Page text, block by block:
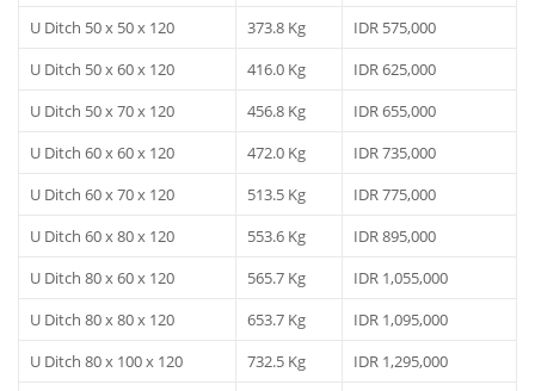
U Ditch 50 x 50 x 120
373.8 Kg
IDR 575,000
U Ditch 50 x 60 x 120
416.0 Kg
IDR 625,000
U Ditch 50 x 70 x 120
456.8 Kg
IDR 655,000
U Ditch 60 x 60 x 120
472.0 Kg
IDR 735,000
U Ditch 60 x 70 x 120
513.5 Kg
IDR 775,000
U Ditch 60 x 80 x 120
553.6 Kg
IDR 895,000
U Ditch 80 x 60 x 120
565.7 Kg
IDR 1,055,000
U Ditch 80 x 80 x 120
653.7 Kg
IDR 1,095,000
U Ditch 80 x 100 x 120
732.5 Kg
IDR 1,295,000